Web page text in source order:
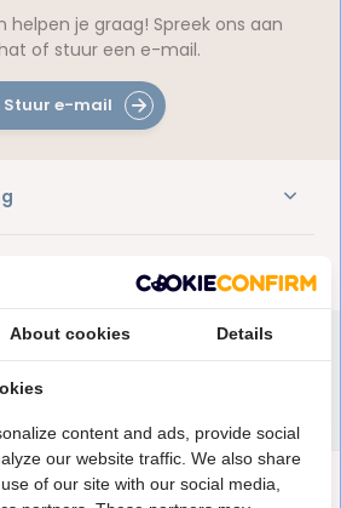
helpen je graag! Spreek ons aan
of stuur een e-mail.
Stuur e-mail
voor jou
About cookies Details
content and ads, provide social
our website traffic. We also share
of our site with our social media,